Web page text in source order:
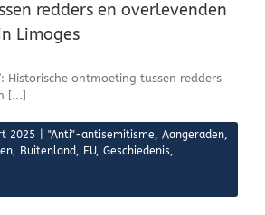
redders en overlevenden
Limoges
Historische ontmoeting tussen redders
[...]
2025 "Anti"-antisemitisme, Aangeraden,
, Buitenland, EU, Geschiedenis,